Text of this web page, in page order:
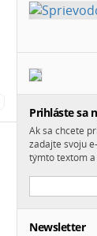
Prihláste sa
Ak sa chcete
zadajte svoju
týmto textom
Newsletter